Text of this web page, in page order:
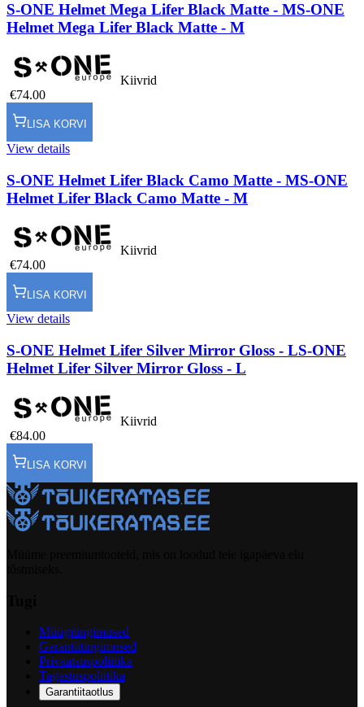
S-ONE Helmet Mega Lifer Black Matte - MS-ONE
Helmet Mega Lifer Black Matte - M
Kiivrid
€74.00
LISA KORVI
View details
S-ONE Helmet Lifer Black Camo Matte - MS-ONE
Helmet Lifer Black Camo Matte - M
Kiivrid
€74.00
LISA KORVI
View details
S-ONE Helmet Lifer Silver Mirror Gloss - LS-ONE
Helmet Lifer Silver Mirror Gloss - L
Kiivrid
€84.00
LISA KORVI
Müügitingimused
Garantiitingimused
Privaatsuspoliitika
Tagastuspoliitika
Garantiitaotlus